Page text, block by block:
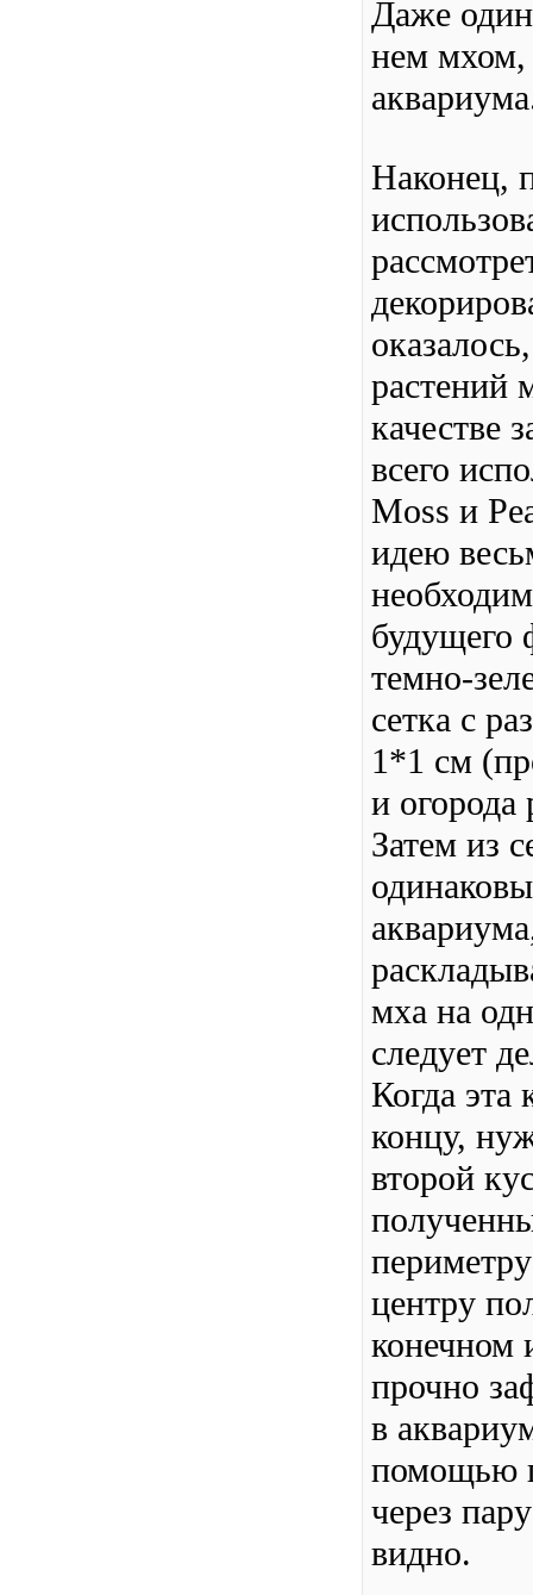
Даже
нем мхом,
Наконец,
растений
качестве
всего
Moss и
идею
будущего
темно-
сетка с
1*1 см
и
Затем из
мха на
следует
Когда эта
концу,
второй
центру
конечном
прочно
в
помощью
через
видно.